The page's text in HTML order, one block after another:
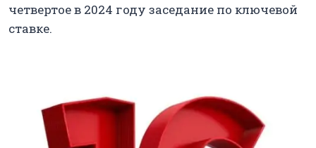
четвертое в 2024 году заседание по ключевой
ставке.